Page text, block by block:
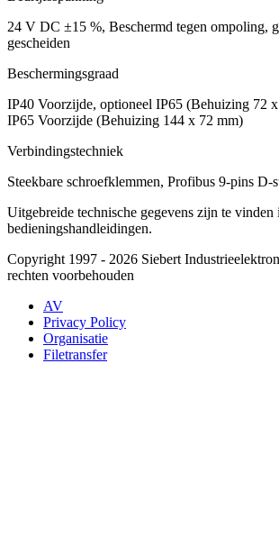
24 V DC ±15 %, Beschermd tegen ompoling,
gescheiden
Beschermingsgraad
IP40 Voorzijde, optioneel IP65 (Behuizing 72
IP65 Voorzijde (Behuizing 144 x 72 mm)
Verbindingstechniek
Steekbare schroefklemmen, Profibus 9-pins D-
Uitgebreide technische gegevens zijn te vinden
bedieningshandleidingen.
Copyright 1997 - 2026 Siebert
rechten voorbehouden
AV
Privacy Policy
Organisatie
Filetransfer